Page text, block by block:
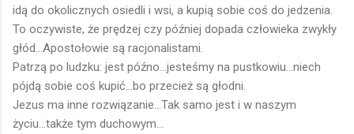
idą do okolicznych osiedli i wsi, a kupią sobie coś do jedzenia.
To oczywiste, że prędzej czy później dopada człowieka zwykły
głód...Apostołowie są racjonalistami.
Patrzą po ludzku: jest późno...jesteśmy na pustkowiu...niech
pójdą sobie coś kupić...bo przecież są głodni.
Jezus ma inne rozwiązanie...Tak samo jest i w naszym
życiu...także tym duchowym...